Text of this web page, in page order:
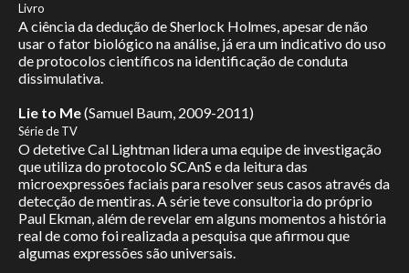
Livro
A ciência da dedução de Sherlock Holmes, apesar de não
usar o fator biológico na análise, já era um indicativo do uso
de protocolos científicos na identificação de conduta
dissimulativa.
Lie to Me(Samuel Baum, 2009-2011)
Série de TV
O detetive Cal Lightman lidera uma equipe de investigação
que utiliza do protocolo SCAnS e da leitura das
microexpressões faciais para resolver seus casos através da
detecção de mentiras. A série teve consultoria do próprio
Paul Ekman, além de revelar em alguns momentos a história
real de como foi realizada a pesquisa que afirmou que
algumas expressões são universais.